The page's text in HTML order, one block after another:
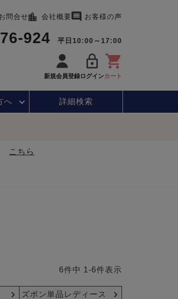
問合せ 会社概要 お客様の声
924 平日10:00～17:00
新規会員登録ログインカート
へ 詳細検索
こちら
6件中 1 -6件表示
ズボン単品レディース